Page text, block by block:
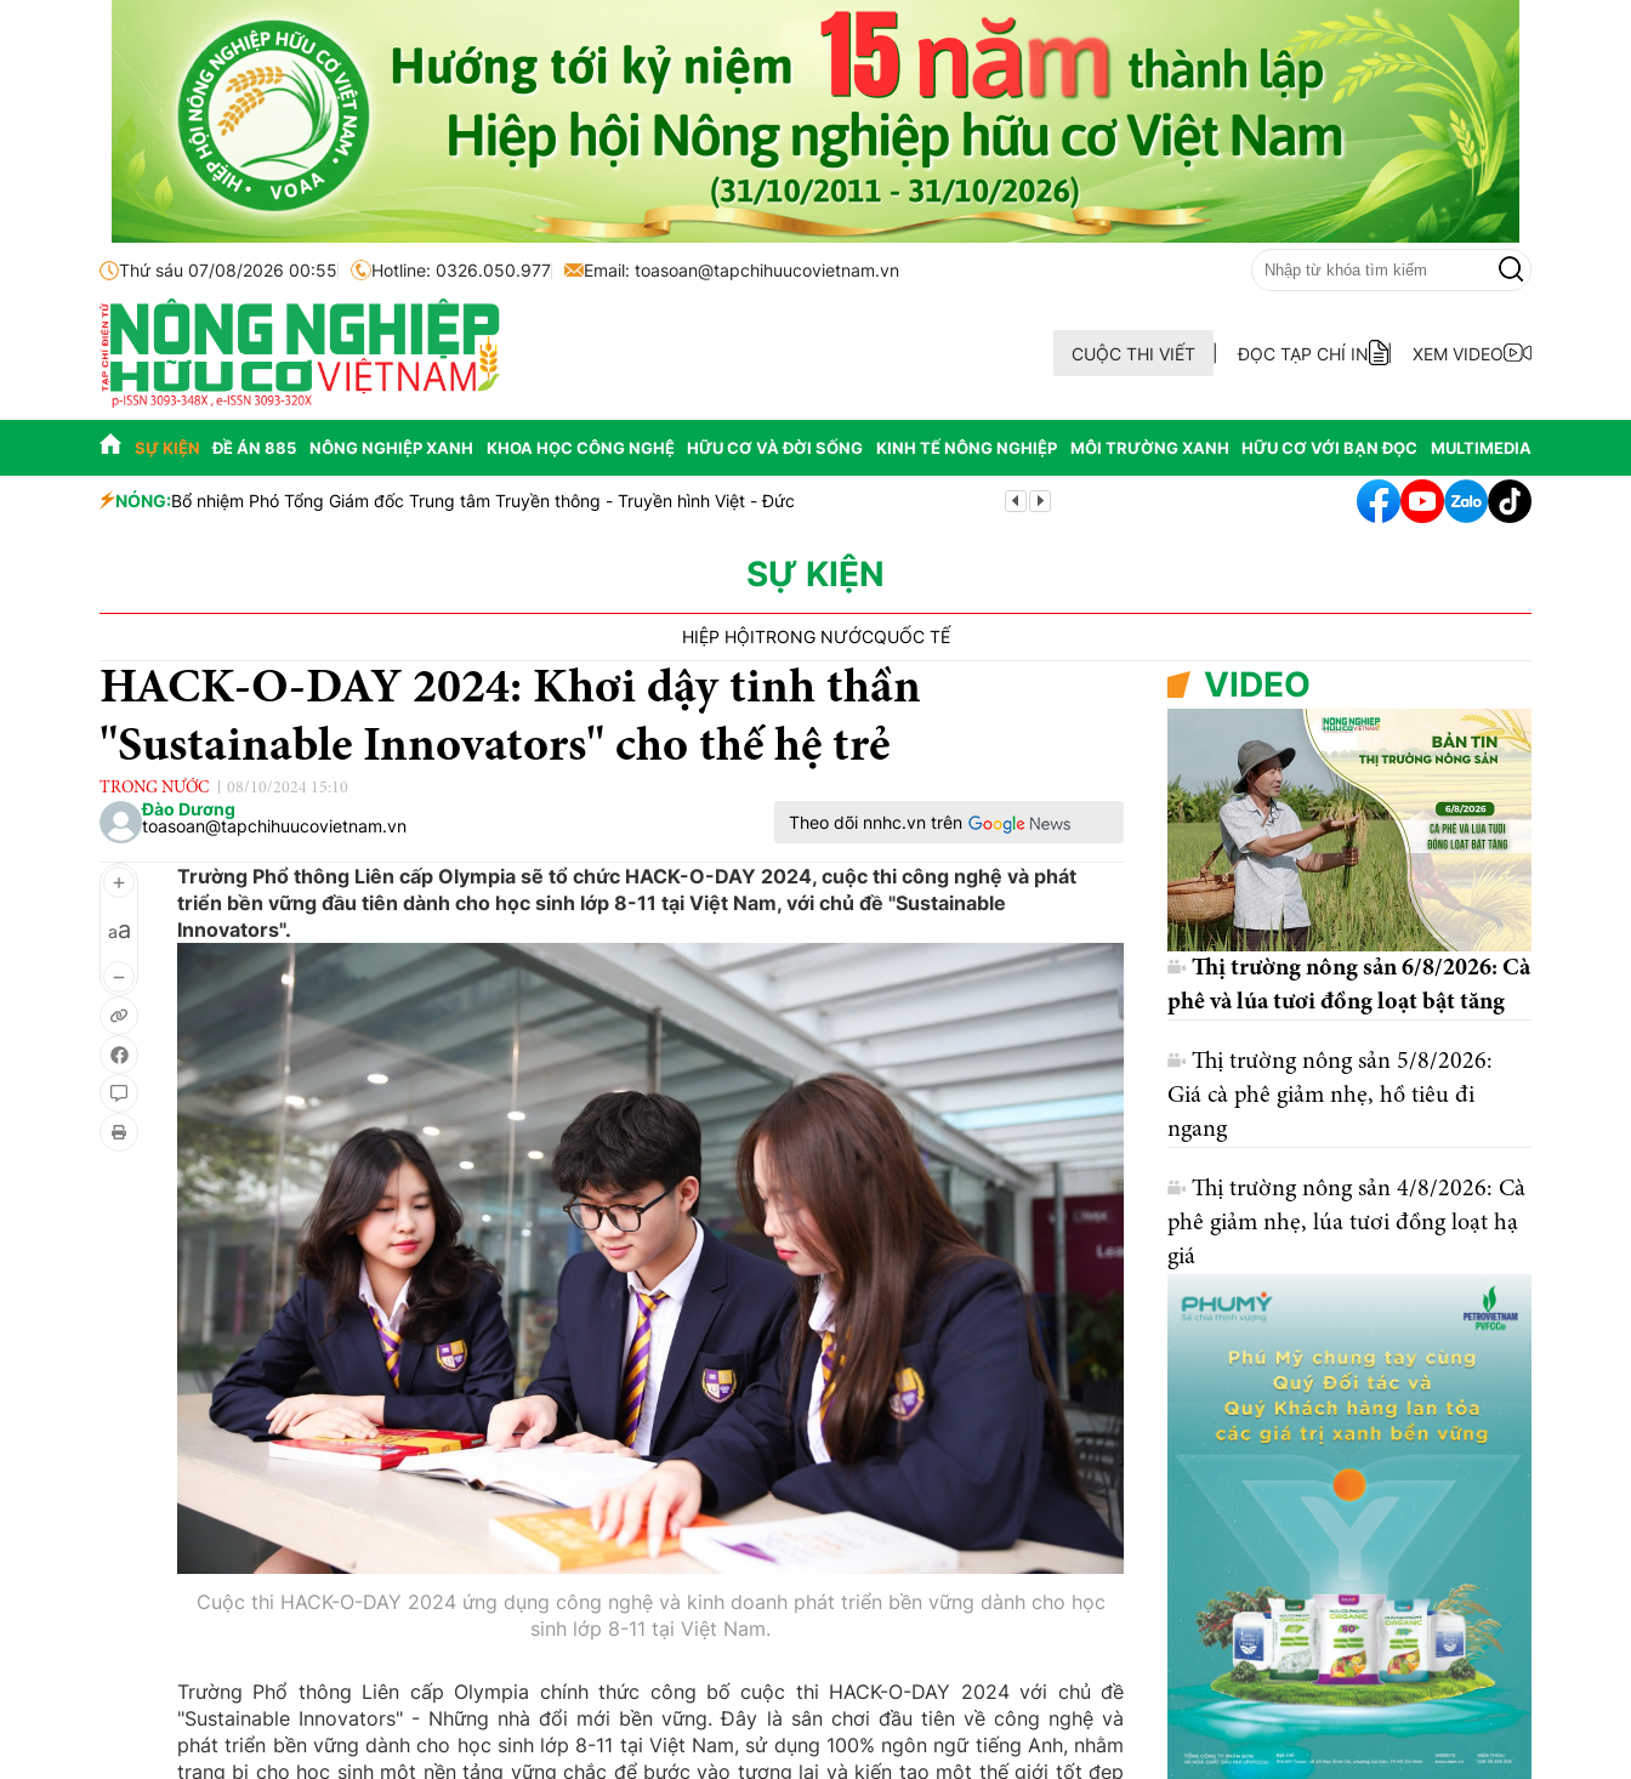
Thứ sáu 07/08/2026 00:55 Hotline: 0326.050.977 Email: toasoan@tapchihuucovietnam.vn
CUỘC THI VIẾT ĐỌC TẠP CHÍ IN XEM VIDEO
SỰ KIỆN ĐỀ ÁN 885 NÔNG NGHIỆP XANH KHOA HỌC CÔNG NGHỆ HỮU CƠ VÀ ĐỜI SỐNG KINH TẾ NÔNG NGHIỆP MÔI TRƯỜNG XANH HỮU CƠ VỚI BẠN ĐỌC MULTIMEDIA
NÓNG:Lễ hội Sầu riêng Đắk Lắk 2026 là đòn bẩy cho quảng bá thương hiệu và thu hút nhà đầu tư Bắc Ninh công bố quy hoạch chiến lược, chính thức đạt tiêu chí đô thị loại I
SỰ KIỆN
HIỆP HỘITRONG NƯỚCQUỐC TẾ
HACK-O-DAY 2024: Khơi dậy tinh thần
"Sustainable Innovators" cho thế hệ trẻ
TRONG NƯỚC 08/10/2024 15:10
Đào Dương
toasoan@tapchihuucovietnam.vn
Theo dõi nnhc.vn trên
aa
Trường Phổ thông Liên cấp Olympia sẽ tổ chức HACK-O-DAY 2024, cuộc thi công nghệ và phát
triển bền vững đầu tiên dành cho học sinh lớp 8-11 tại Việt Nam, với chủ đề "Sustainable
Innovators".
Cuộc thi HACK-O-DAY 2024 ứng dụng công nghệ và kinh doanh phát triển bền vững dành cho học
sinh lớp 8-11 tại Việt Nam.
Trường Phổ thông Liên cấp Olympia chính thức công bố cuộc thi HACK-O-DAY 2024 với chủ đề
"Sustainable Innovators" - Những nhà đổi mới bền vững. Đây là sân chơi đầu tiên về công nghệ và
phát triển bền vững dành cho học sinh lớp 8-11 tại Việt Nam, sử dụng 100% ngôn ngữ tiếng Anh, nhằm
trang bị cho học sinh một nền tảng vững chắc để bước vào tương lai và kiến tạo một thế giới tốt đẹp
VIDEO
Thị trường nông sản 6/8/2026: Cà
phê và lúa tươi đồng loạt bật tăng
Thị trường nông sản 5/8/2026:
Giá cà phê giảm nhẹ, hồ tiêu đi
ngang
Thị trường nông sản 4/8/2026: Cà
phê giảm nhẹ, lúa tươi đồng loạt hạ
giá